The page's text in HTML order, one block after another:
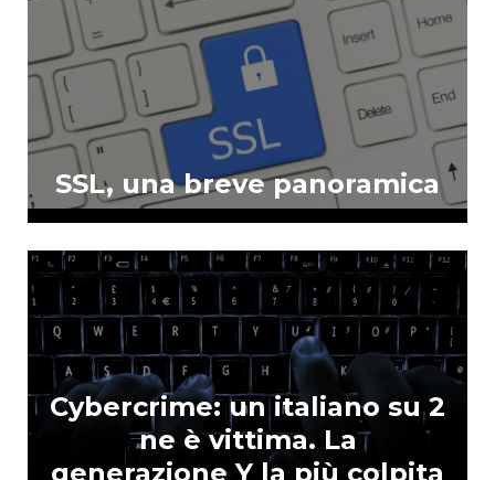
SSL, una breve panoramica
Cybercrime: un italiano su 2
ne è vittima. La
generazione Y la più colpita